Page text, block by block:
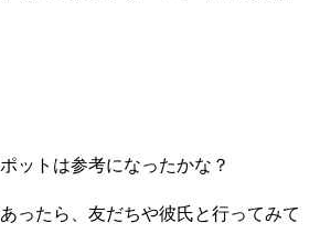
ットは参考になったかな？
ったら、友だちや彼氏と行ってみて